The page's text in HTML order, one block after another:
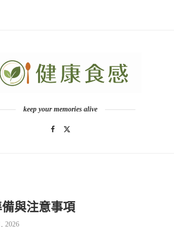
keep your memories alive
與注意事項
2026